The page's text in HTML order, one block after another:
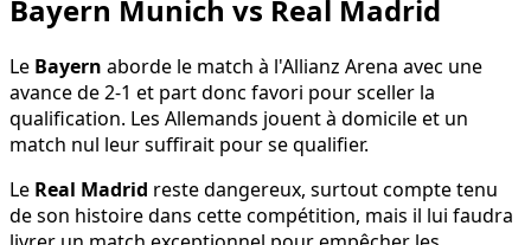
Bayern Munich vs Real Madrid
Le Bayern aborde le match à l'Allianz Arena avec une
avance de 2-1 et part donc favori pour sceller la
qualification. Les Allemands jouent à domicile et un
match nul leur suffirait pour se qualifier.
Le Real Madrid reste dangereux, surtout compte tenu
de son histoire dans cette compétition, mais il lui faudra